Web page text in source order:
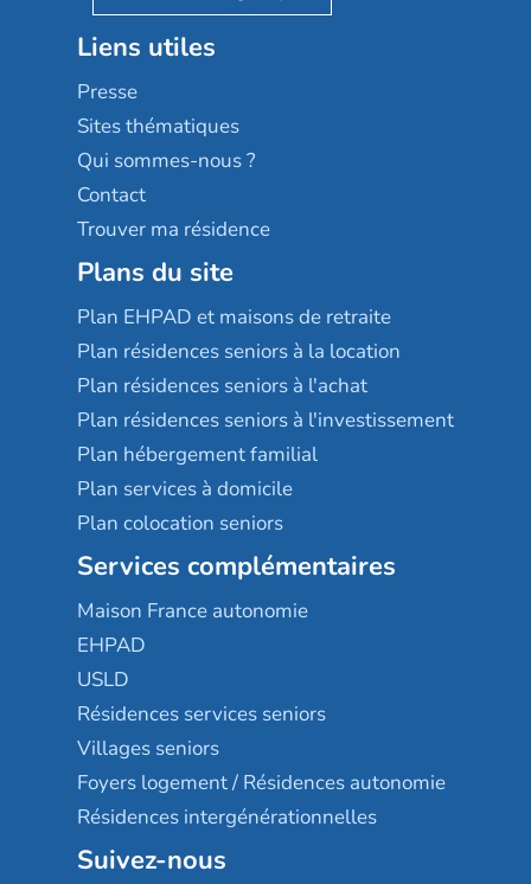
Stella management
Les villages d'or
Sérénys
Résidences services Villa Médicis
Groupe aplus
Liens utiles
Presse
Sites thématiques
Qui sommes-nous ?
Contact
Trouver ma résidence
Plans du site
Plan EHPAD et maisons de retraite
Plan résidences seniors à la location
Plan résidences seniors à l'achat
Plan résidences seniors à l'investissement
Plan hébergement familial
Plan services à domicile
Plan colocation seniors
Services complémentaires
Maison France autonomie
EHPAD
USLD
Résidences services seniors
Villages seniors
Foyers logement / Résidences autonomie
Résidences intergénérationnelles
Suivez-nous